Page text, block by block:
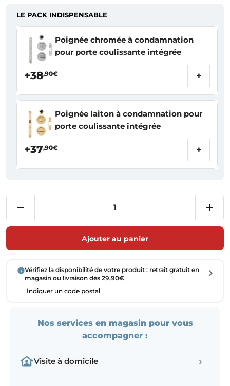
LE PACK INDISPENSABLE
Poignée chromée à condamnation
pour porte coulissante intégrée
+38,90€ +
Poignée laiton à condamnation pour
porte coulissante intégrée
+37,90€ +
Ajouter au panier
Vérifiez la disponibilité de votre produit : retrait gratuit en
magasin ou livraison dès 29,90€
Indiquer un code postal
Nos services en magasin pour vous
accompagner :
Visite à domicile ›